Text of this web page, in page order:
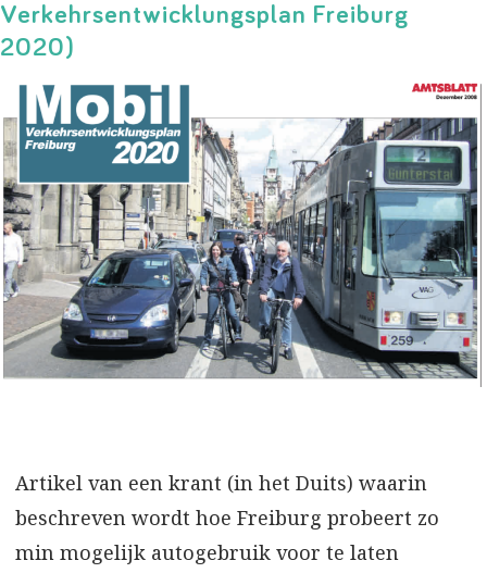
Verkehrsentwicklungsplan Freiburg
2020)
Artikel van een krant (in het Duits) waarin
beschreven wordt hoe Freiburg probeert zo
min mogelijk autogebruik voor te laten